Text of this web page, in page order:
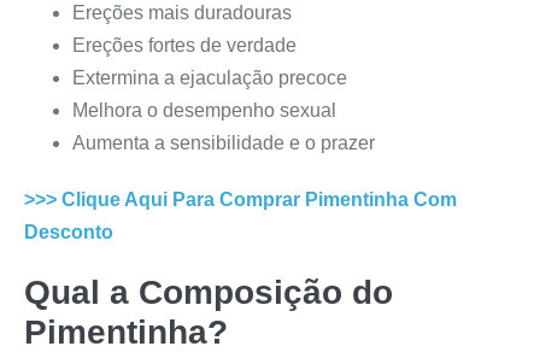
Ereções mais duradouras
Ereções fortes de verdade
Extermina a ejaculação precoce
Melhora o desempenho sexual
Aumenta a sensibilidade e o prazer
>>> Clique Aqui Para Comprar Pimentinha Com
Desconto
Qual a Composição do
Pimentinha?